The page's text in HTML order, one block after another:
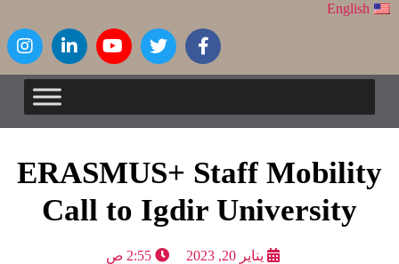
English
ERASMUS+ Staff Mobility
Call to Igdir University
يناير 20, 2023 2:55 ص